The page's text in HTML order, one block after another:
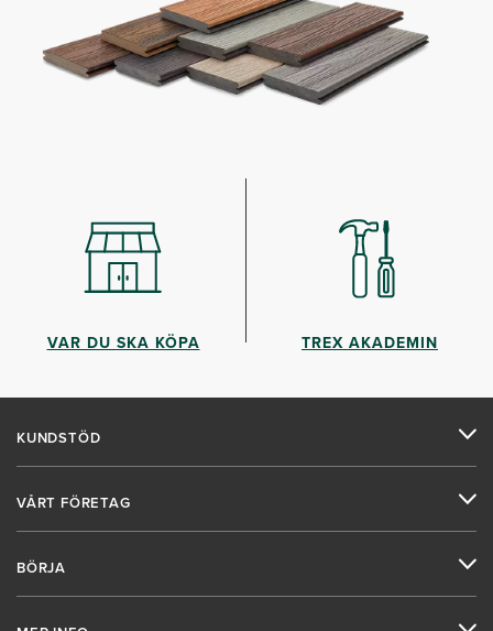
VAR DU SKA KÖPA TREX AKADEMIN
KUNDSTÖD
VÅRT FÖRETAG
BÖRJA